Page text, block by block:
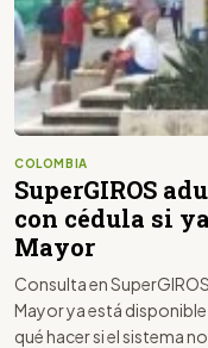
COLOMBIA
SuperGIROS
con cédula si
Mayor
Consulta en
Mayor ya está
qué hacer si el sistema